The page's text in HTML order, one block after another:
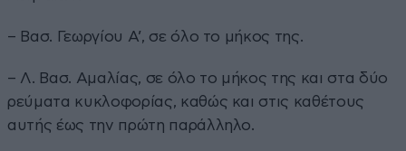
– Βασ. Γεωργίου Α’, σε όλο το μήκος της.
– Λ. Βασ. Αμαλίας, σε όλο το μήκος της και στα δύο
ρεύματα κυκλοφορίας, καθώς και στις καθέτους
αυτής έως την πρώτη παράλληλο.